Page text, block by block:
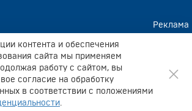
Реклама
Техническа поддержка
контента и обеспечения
сайта мы применяем
работу с сайтом, вы
согласие на обработку
в соответствии с положениями
.